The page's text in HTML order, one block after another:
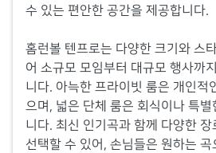
수 있는 편안한 공간을 제공합니다.
홈런볼 텐프로는 다양한 크기와 스
어 소규모 모임부터 대규모 행사까
니다. 아늑한 프라이빗 룸은 개인적
으며, 넓은 단체 룸은 회식이나 특별
니다. 최신 인기곡과 함께 다양한 장
선택할 수 있어, 손님들은 원하는